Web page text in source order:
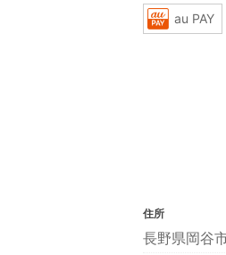
au PAY
住所
長野県岡谷